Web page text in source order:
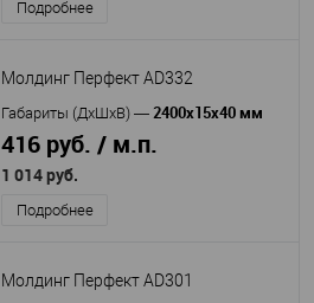
Подробнее
Молдинг Перфект AD332
Габариты (ДхШхВ) — 2400х15х40 мм
416 руб. / м.п.
1 014 руб.
Подробнее
Молдинг Перфект AD301